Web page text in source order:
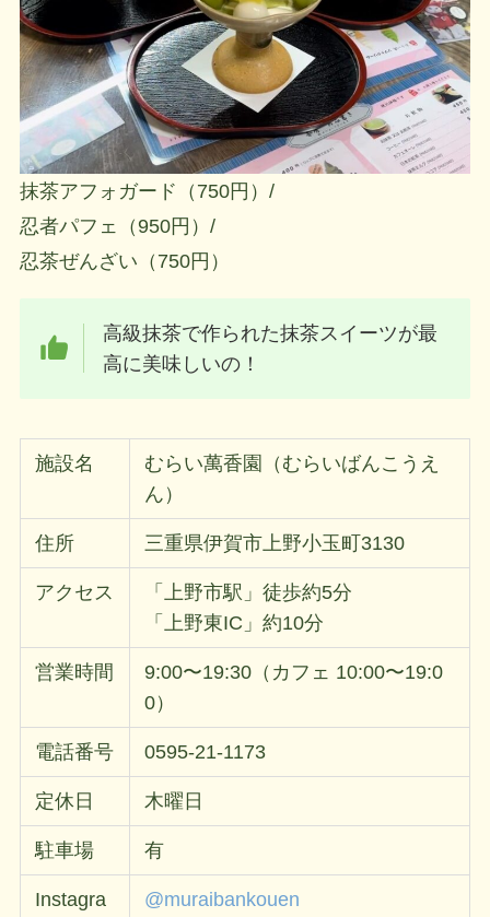
抹茶アフォガード（750円）/
忍者パフェ（950円）/
忍茶ぜんざい（750円）
高級抹茶で作られた抹茶スイーツが最
高に美味しいの！
施設名
むらい萬香園（むらいばんこうえ
ん）
住所 三重県伊賀市上野小玉町3130
アクセス
「上野市駅」徒歩約5分
「上野東IC」約10分
営業時間
9:00〜19:30（カフェ 10:00〜19:0
0）
電話番号 0595-21-1173
定休日 木曜日
駐車場 有
Instagra
@muraibankouen